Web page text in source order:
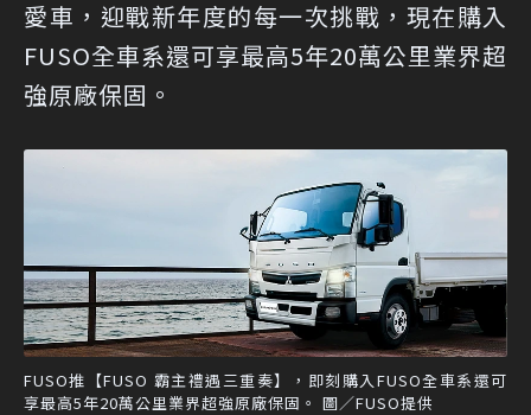
愛車，迎戰新年度的每一次挑戰，現在購入
FUSO全車系還可享最高5年20萬公里業界超
強原廠保固。
FUSO推【FUSO 霸主禮遇三重奏】，即刻購入FUSO全車系還可
享最高5年20萬公里業界超強原廠保固。 圖／FUSO提供